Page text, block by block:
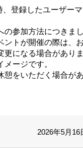
登録したユーザー
参加方法につきま
トが開催の際は、
になる場合がありま
ージです。
をいただく場合があ
2026年5月